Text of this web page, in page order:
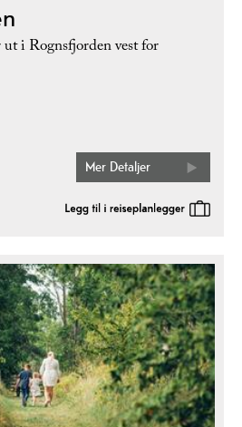
i Rognsfjorden vest for
Mer Detaljer